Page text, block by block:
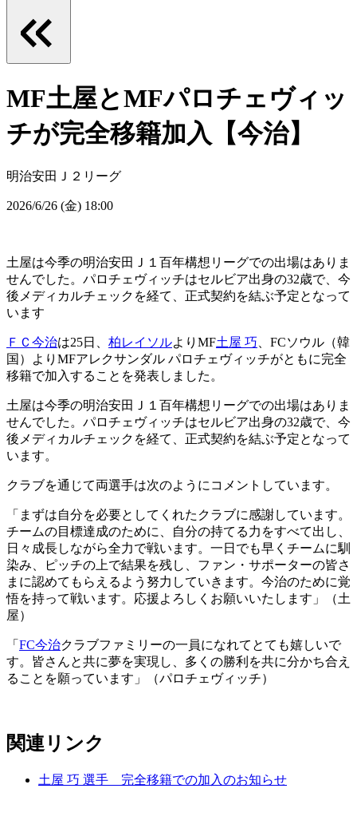
MF土屋とMFパロチェヴィッ
チが完全移籍加入【今治】
明治安田Ｊ２リーグ
2026/6/26 (金) 18:00
土屋は今季の明治安田Ｊ１百年構想リーグでの出場はありま
せんでした。パロチェヴィッチはセルビア出身の32歳で、今
後メディカルチェックを経て、正式契約を結ぶ予定となって
います
ＦＣ今治は25日、 柏レイソルよりMF土屋 巧 、FCソウル（韓
国）よりMFアレクサンダル パロチェヴィッチがともに完全
移籍で加入することを発表しました。
土屋は今季の明治安田Ｊ１百年構想リーグでの出場はありま
せんでした。パロチェヴィッチはセルビア出身の32歳で、今
後メディカルチェックを経て、正式契約を結ぶ予定となって
います。
クラブを通じて両選手は次のようにコメントしています。
「まずは自分を必要としてくれたクラブに感謝しています。
チームの目標達成のために、自分の持てる力をすべて出し、
日々成長しながら全力で戦います。一日でも早くチームに馴
染み、ピッチの上で結果を残し、ファン・サポーターの皆さ
まに認めてもらえるよう努力していきます。今治のために覚
悟を持って戦います。応援よろしくお願いいたします」（土
屋）
「 FC今治クラブファミリーの一員になれてとても嬉しいで
す。皆さんと共に夢を実現し、多くの勝利を共に分かち合え
ることを願っています」（パロチェヴィッチ）
関連リンク
土屋 巧 選手 完全移籍での加入のお知らせ